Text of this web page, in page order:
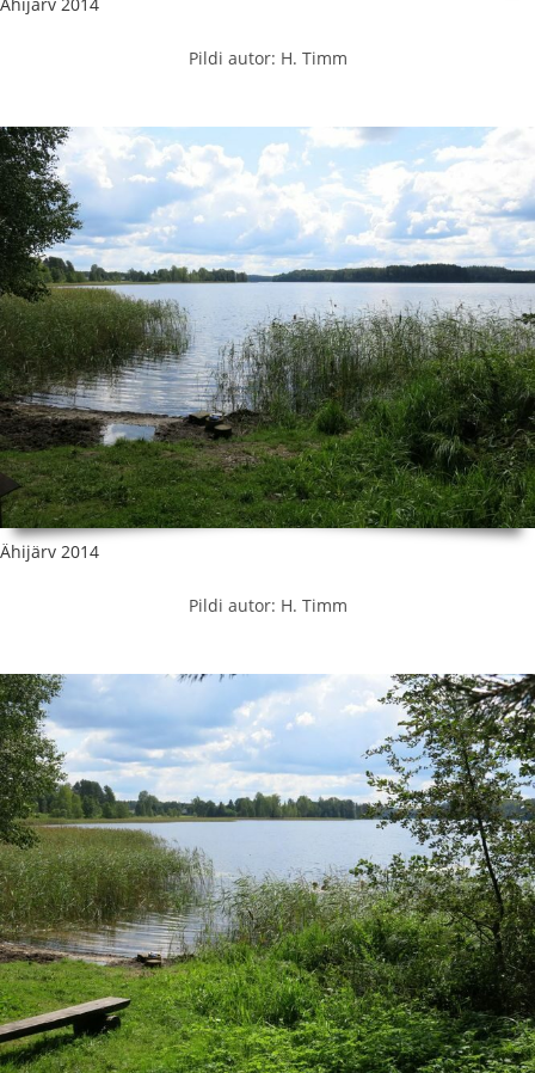
Pildi autor: H. Timm
Ähijärv 2014
Pildi autor: H. Timm